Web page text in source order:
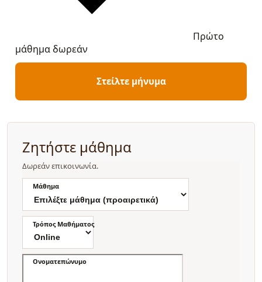
Πρώτο
μάθημα δωρεάν
Στείλτε μήνυμα
Ζητήστε μάθημα
Δωρεάν επικοινωνία.
Μάθημα
Τρόπος Μαθήματος
Ονοματεπώνυμο